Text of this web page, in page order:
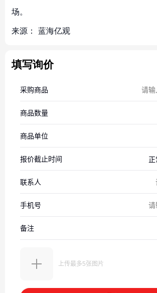
场。
来源： 蓝海亿观
填写询价